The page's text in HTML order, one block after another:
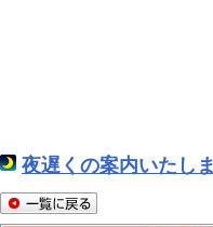
夜遅くの案内いたし